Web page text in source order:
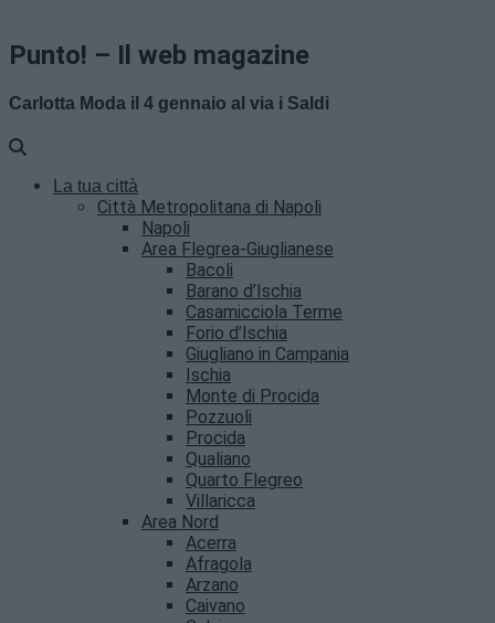
Punto! – Il web magazine
Carlotta Moda il 4 gennaio al via i Saldi
La tua città
Città Metropolitana di Napoli
Napoli
Area Flegrea-Giuglianese
Bacoli
Barano d’Ischia
Casamicciola Terme
Forio d’Ischia
Giugliano in Campania
Ischia
Monte di Procida
Pozzuoli
Procida
Qualiano
Quarto Flegreo
Villaricca
Area Nord
Acerra
Afragola
Arzano
Caivano